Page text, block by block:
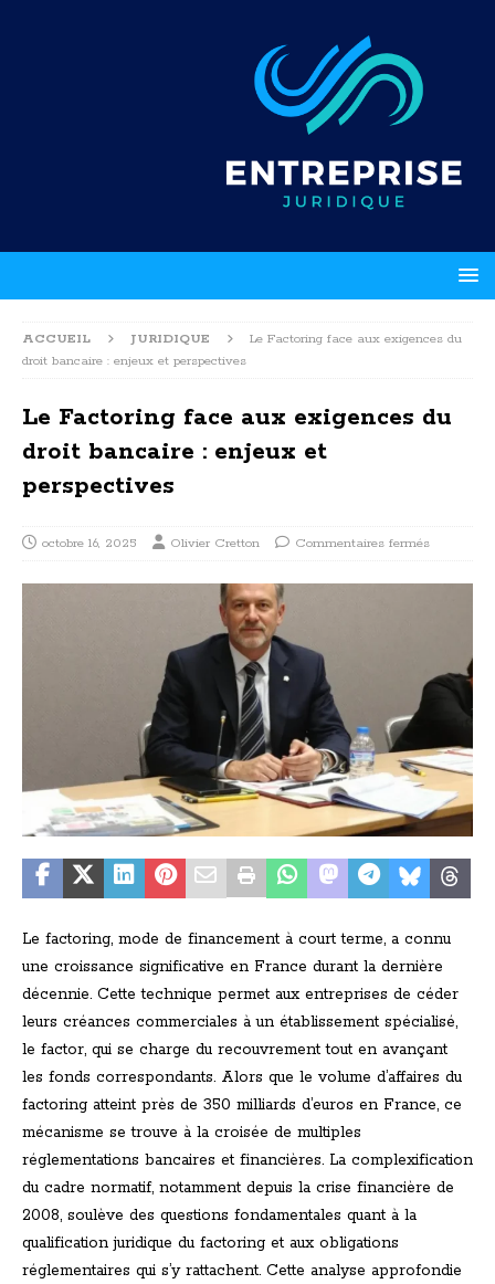
ACCUEIL JURIDIQUE
Le Factoring face aux exigences du
droit bancaire : enjeux et perspectives
Le Factoring face aux exigences du
droit bancaire : enjeux et
perspectives
octobre 16, 2025 Olivier Cretton Commentaires fermés
Le factoring, mode de financement à court terme, a connu
une croissance significative en France durant la dernière
décennie. Cette technique permet aux entreprises de céder
leurs créances commerciales à un établissement spécialisé,
le factor, qui se charge du recouvrement tout en avançant
les fonds correspondants. Alors que le volume d’affaires du
factoring atteint près de 350 milliards d’euros en France, ce
mécanisme se trouve à la croisée de multiples
réglementations bancaires et financières. La complexification
du cadre normatif, notamment depuis la crise financière de
2008, soulève des questions fondamentales quant à la
qualification juridique du factoring et aux obligations
réglementaires qui s’y rattachent. Cette analyse approfondie